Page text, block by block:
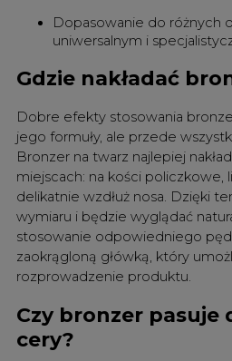
Dopasowanie do różnych
uniwersalnym i
Gdzie nakładać
Dobre efekty stosowania
jego formuły, ale przede
Bronzer na twarz najlepiej
miejscach: na kości policzkowe,
delikatnie wzdłuż nosa. Dzięki
wymiaru i będzie wyglądać
stosowanie odpowiedniego
zaokrągloną główką, który
rozprowadzenie produktu.
Czy bronzer pasuje
cery?